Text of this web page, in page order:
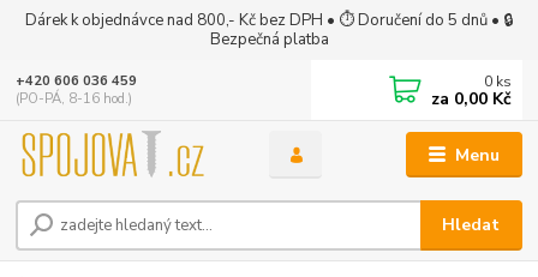
Dárek k objednávce nad 800,- Kč bez DPH • ⏱ Doručení do 5 dnů • 🔒
Bezpečná platba
Menu
Hledat
+420 606 036 459
(PO-PÁ, 8-16 hod.)
0 ks
za 0,00 Kč